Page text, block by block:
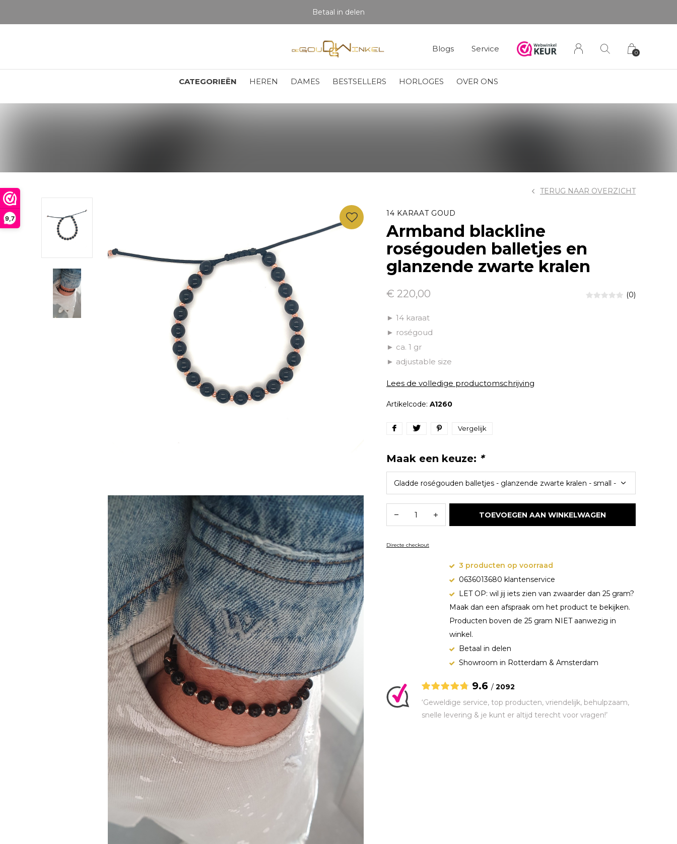
9,7
CATEGORIEËN HEREN DAMES BESTSELLERS HORLOGES OVER ONS
Blogs Service 0
Betaal in delen
14 KARAAT GOUD
Armband blackline
roségouden balletjes en
glanzende zwarte kralen
TERUG NAAR OVERZICHT
€ 220,00 (0)
► 14 karaat
► roségoud
► ca. 1 gr
► adjustable size
Lees de volledige productomschrijving
Artikelcode: A1260
Vergelijk
Maak een keuze: *
TOEVOEGEN AAN WINKELWAGEN
Directe checkout
3 producten op voorraad
0636013680 klantenservice
LET OP: wil jij iets zien van zwaarder dan 25 gram?
Maak dan een afspraak om het product te bekijken.
Producten boven de 25 gram NIET aanwezig in
winkel.
Betaal in delen
Showroom in Rotterdam & Amsterdam
9.6 / 2092
‘Geweldige service, top producten, vriendelijk, behulpzaam,
snelle levering & je kunt er altijd terecht voor vragen!’